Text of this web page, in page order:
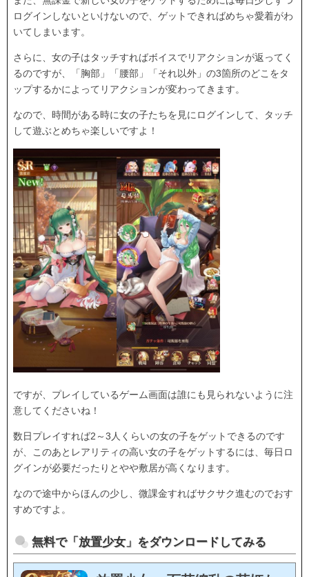
ログインしないといけないので、ゲットできればめちゃ愛着がわ
いてしまいます。
さらに、女の子はタッチすればボイスでリアクションが返ってく
るのですが、「胸部」「腰部」「それ以外」の3箇所のどこをタ
ップするかによってリアクションが変わってきます。
なので、時間がある時に女の子たちを見にログインして、タッチ
して遊ぶとめちゃ楽しいですよ！
ですが、プレイしているゲーム画面は誰にも見られないように注
意してくださいね！
数日プレイすれば2～3人くらいの女の子をゲットできるのです
が、このあとレアリティの高い女の子をゲットするには、毎日ロ
グインが必要だったりとやや敷居が高くなります。
なので途中からほんの少し、微課金すればサクサク進むのでおす
すめですよ。
無料で「放置少女」をダウンロードしてみる